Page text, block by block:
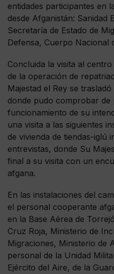
entidades participantes en
desde Afganistán: Sanidad
Secretaría de Estado de
Defensa, Cuerpo Nacional
Concluida la visita al
de la operación de
Majestad el Rey se
donde pudo comprobar de
funcionamiento de su
una visita a las siguientes
de vivienda de tiendas-iglú
entrevistas, donde Su
final a su visita con un
afgana.
En las instalaciones del
el personal cooperante
en la Base Aérea de
Cruz Roja, Ministerio de
Migraciones, Ministerio de
personal de la Unidad
Ejército del Aire, de la